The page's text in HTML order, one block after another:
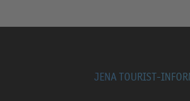
JENA TOURIST-